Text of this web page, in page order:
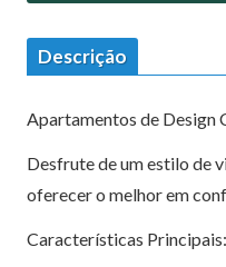
Descrição
Apartamentos de Design
Desfrute de um estilo de
oferecer o melhor em
Características Principais: